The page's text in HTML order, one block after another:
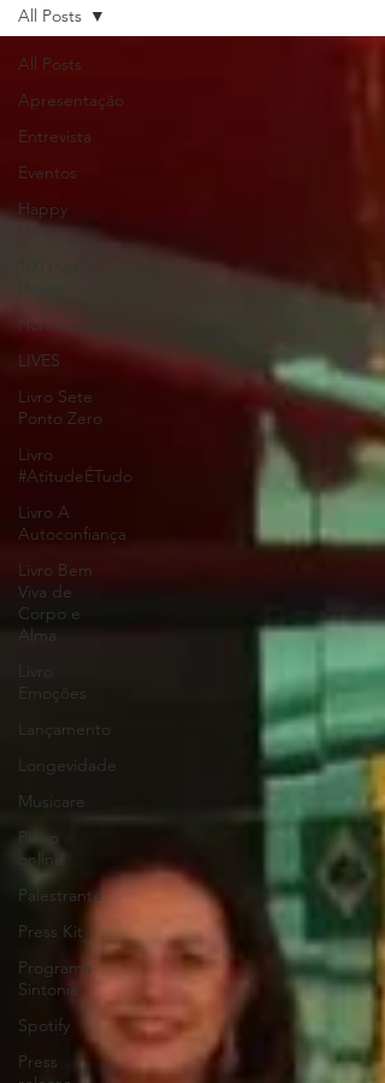
All Posts
Apresentação
Entrevista
Eventos
Happy
Hour
Homenagem
LIVES
Livro Sete
Ponto Zero
Livro
#AtitudeÉTudo
Livro A
Autoconfiança
Livro Bem
Viva de
Corpo e
Alma
Emoções
Lançamento
Longevidade
Musicare
Piano
online
Palestrante
Press Kit
Programa
Sintonia
Spotify
Press
All Posts